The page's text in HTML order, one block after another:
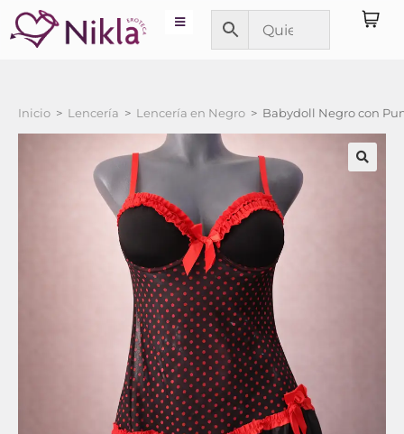
Inicio > Lencería > Lencería en Negro > Babydoll Negro con